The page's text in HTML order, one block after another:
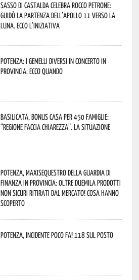
Sasso di Castalda celebra Rocco Petrone:
guidò la partenza dell’Apollo 11 verso la
Luna. Ecco l’iniziativa
Potenza: i Gemelli DiVersi in concerto in
provincia. Ecco quando
Basilicata, Bonus casa per 450 famiglie:
“Regione faccia chiarezza”. La situazione
Potenza, maxisequestro della Guardia di
Finanza in provincia: oltre duemila prodotti
non sicuri ritirati dal mercato! Cosa hanno
scoperto
Potenza, incidente poco fa! 118 sul posto